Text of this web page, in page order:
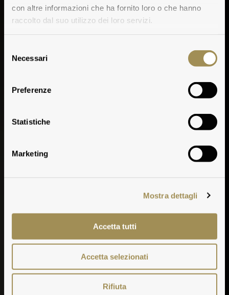
con altre informazioni che ha fornito loro o che hanno
raccolto dal suo utilizzo dei loro servizi.
delNecessari
Preferenze
Statistiche
Marketing
Mostra dettagli
Accetta tutti
Accetta selezionati
Rifiuta
Contessa Maggi